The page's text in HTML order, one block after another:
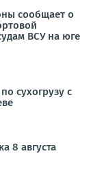
сообщает о
ВСУ на юге
сухогрузу с
8 августа